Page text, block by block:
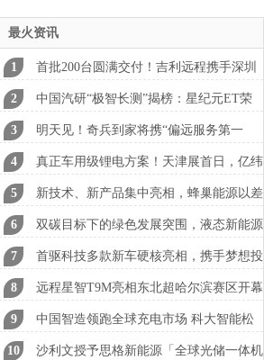
最火资讯
首批200台圆满交付！吉利远程携手深圳
鲜途
中国汽研“极智长测”揭榜：星纪元ET荣
获山区
明天见！奇兵到家将携“偏远服务第一
网”登陆真正车用级锂电方案！天津展首日，亿纬
锂能
新技术、新产品集中亮相，蜂巢能源以差
异化
双碳目标下的绿色发展突围，液态新能源
醇氢
首驱科技多款新车硬核亮相，携手梦想投
资人
远程星智T9M亮相东北超哈尔滨赛区开幕
式，
中国智造领跑全球充电市场 科大智能松
果能
沙利文授予思格新能源「全球光储一体机